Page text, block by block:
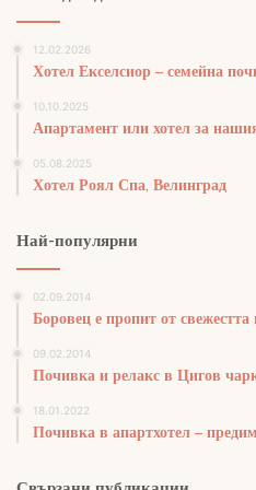
12.02.2026
Хотел Екселсиор – семейна
10.10.2025
Апартамент или хотел за
05.08.2025
Хотел Роял Спа, Велинград
Най-популярни
02.09.2014
Боровец е пропит от
09.02.2014
Почивка и релакс в Цигов
18.01.2022
Почивка в апартхотел –